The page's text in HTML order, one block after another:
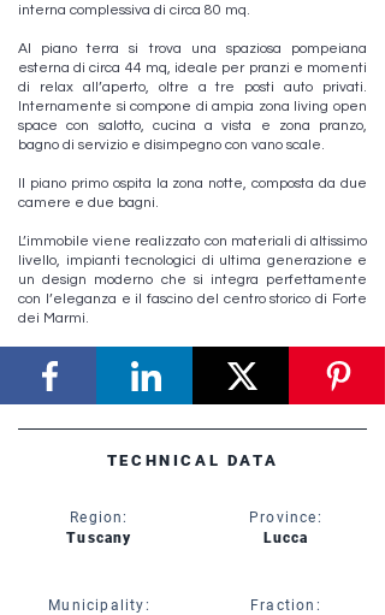
interna complessiva di circa 80 mq.
Al piano terra si trova una spaziosa pompeiana
esterna di circa 44 mq, ideale per pranzi e momenti
di relax all’aperto, oltre a tre posti auto privati.
Internamente si compone di ampia zona living open
space con salotto, cucina a vista e zona pranzo,
bagno di servizio e disimpegno con vano scale.
Il piano primo ospita la zona notte, composta da due
camere e due bagni.
L’immobile viene realizzato con materiali di altissimo
livello, impianti tecnologici di ultima generazione e
un design moderno che si integra perfettamente
con l’eleganza e il fascino del centro storico di Forte
dei Marmi.
TECHNICAL DATA
Region:
Tuscany
Municipality:
Province:
Lucca
Fraction: